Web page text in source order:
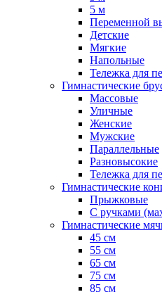
5 м
Переменной
Детские
Мягкие
Напольные
Тележка для
Гимнастические
Массовые
Уличные
Женские
Мужские
Параллельные
Разновысокие
Тележка для
Гимнастические
Прыжковые
С ручками
Гимнастические
45 см
55 см
65 см
75 см
85 см